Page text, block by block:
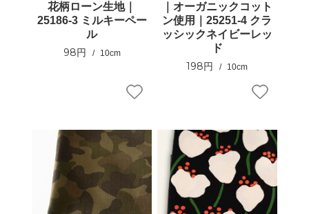
花柄ローン生地｜
25186-3 ミルキーペー
ル
98円 10cm
｜オーガニックコット
ン使用｜25251-4 クラ
ッシックネイビーレッ
ド
198円 10cm